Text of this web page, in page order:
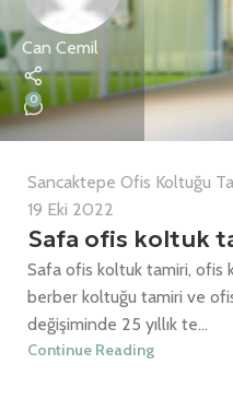
Can Cemil
0
Sancaktepe Ofis Koltuğu
19 Eki 2022
Safa ofis koltuk
Safa ofis koltuk tamiri, ofis
berber koltuğu tamiri ve
değişiminde 25 yıllık te...
Continue Reading